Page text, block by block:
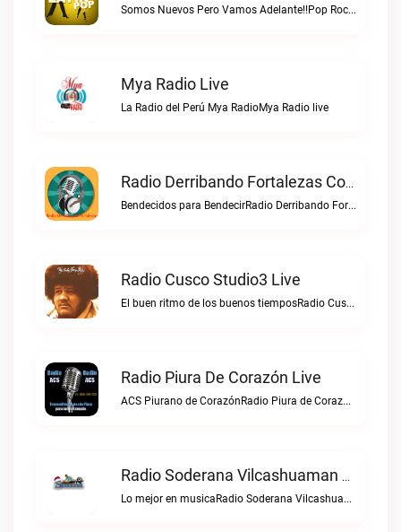
Somos Nuevos Pero Vamos Adelante!!Pop Rock Perú live
Mya Radio Live
La Radio del Perú Mya RadioMya Radio live
Radio Derribando Fortalezas Con Cristo Live
Bendecidos para BendecirRadio Derribando Fortalezas con Cristo live
Radio Cusco Studio3 Live
El buen ritmo de los buenos tiemposRadio Cusco Studio3 live
Radio Piura De Corazón Live
ACS Piurano de CorazónRadio Piura de Corazón live
Radio Soderana Vilcashuaman Live
Lo mejor en musicaRadio Soderana Vilcashuaman live